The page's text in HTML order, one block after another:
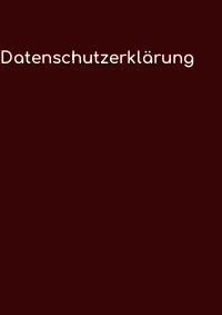
Datenschutzerklärung